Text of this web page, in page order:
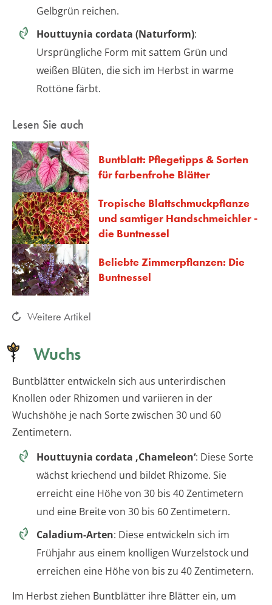
Gelbgrün reichen.
Houttuynia cordata (Naturform):
Ursprüngliche Form mit sattem Grün und
weißen Blüten, die sich im Herbst in warme
Rottöne färbt.
Lesen Sie auch
Buntblatt: Pflegetipps & Sorten
für farbenfrohe Blätter
Tropische Blattschmuckpflanze
und samtiger Handschmeichler -
die Buntnessel
Beliebte Zimmerpflanzen: Die
Buntnessel
Weitere Artikel
Wuchs
Buntblätter entwickeln sich aus unterirdischen
Knollen oder Rhizomen und variieren in der
Wuchshöhe je nach Sorte zwischen 30 und 60
Zentimetern.
Houttuynia cordata ‚Chameleon‘: Diese Sorte
wächst kriechend und bildet Rhizome. Sie
erreicht eine Höhe von 30 bis 40 Zentimetern
und eine Breite von 30 bis 60 Zentimetern.
Caladium-Arten: Diese entwickeln sich im
Frühjahr aus einem knolligen Wurzelstock und
erreichen eine Höhe von bis zu 40 Zentimetern.
Im Herbst ziehen Buntblätter ihre Blätter ein, um